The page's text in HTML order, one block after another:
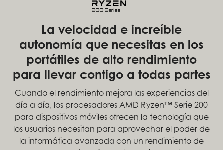
La velocidad e increíble
autonomía que necesitas en los
portátiles de alto rendimiento
para llevar contigo a todas partes
Cuando el rendimiento mejora las experiencias del
día a día, los procesadores AMD Ryzen™ Serie 200
para dispositivos móviles ofrecen la tecnología que
los usuarios necesitan para aprovechar el poder de
la informática avanzada con un rendimiento de